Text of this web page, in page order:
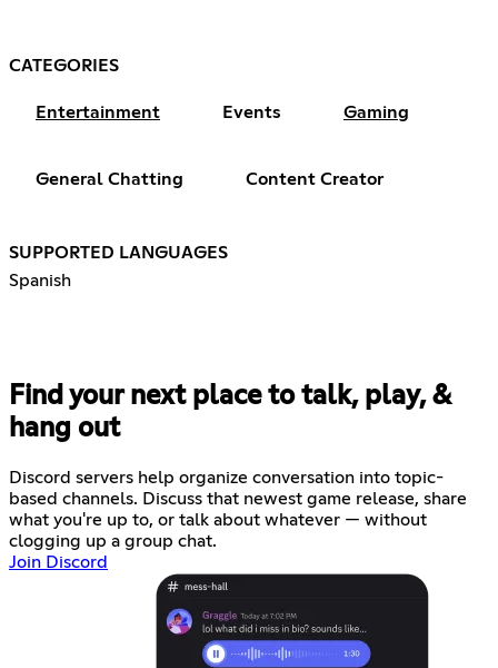
CATEGORIES
Entertainment Events Gaming
General Chatting Content Creator
SUPPORTED LANGUAGES
Spanish
Find your next place to talk, play, &
hang out
Discord servers help organize conversation into topic-
based channels. Discuss that newest game release, share
what you're up to, or talk about whatever — without
clogging up a group chat.
Join Discord